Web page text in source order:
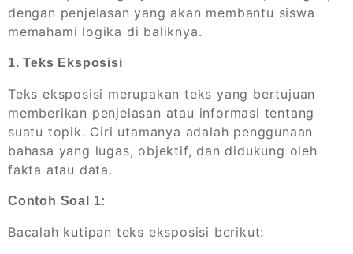
dengan penjelasan yang akan membantu siswa
memahami logika di baliknya.
1. Teks Eksposisi
Teks eksposisi merupakan teks yang bertujuan
memberikan penjelasan atau informasi tentang
suatu topik. Ciri utamanya adalah penggunaan
bahasa yang lugas, objektif, dan didukung oleh
fakta atau data.
Contoh Soal 1:
Bacalah kutipan teks eksposisi berikut: